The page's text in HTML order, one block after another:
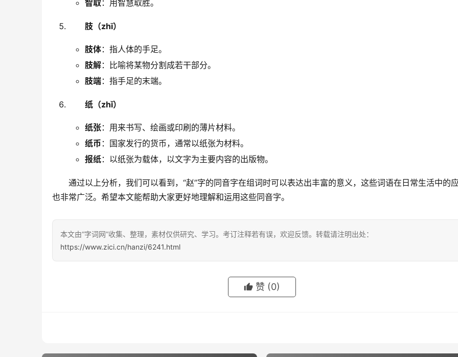
智取 ：用智慧取胜。
肢（zhī）
肢体：指人体的手足。
肢解：比喻将某物分割成若干部分。
肢端：指手足的末端。
纸（zhǐ）
纸张：用来书写、绘画或印刷的薄片材料。
纸币 ：国家发行的货币，通常以纸张为材料。
报纸：以纸张为载体，以文字为主要内容的出版物。
通过以上分析，我们可以看到，“赵”字的同音字在组词时可以表达出丰富的意义，这些词语在日常生活中的
也非常广泛。希望本文能帮助大家更好地理解和运用这些同音字。
本文由“字词网”收集、整理，素材仅供研究、学习。考订注释若有误，欢迎反馈。转载请注明出处：
https://www.zici.cn/hanzi/6241.html
赞 (0)